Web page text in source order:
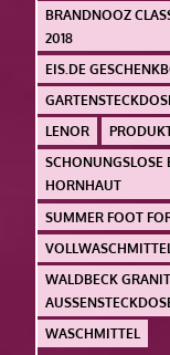
BRANDNOOZ
2018
EIS.DE
LENOR
SCHONUNGSLOSE
HORNHAUT
SUMMER FOOT
VOLLWASCHMITTEL
WALDBECK
AUSSENSTECKDOSE
WASCHMITTEL